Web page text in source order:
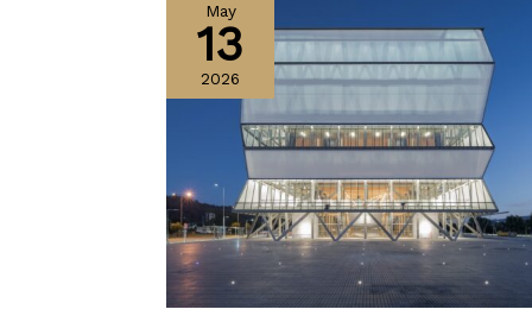
May
13
2026